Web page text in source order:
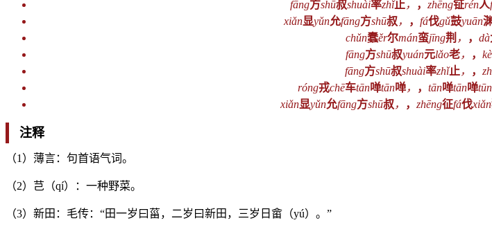
fāng方shū叔shuài率zhǐ止， ， zhēng钲rén人
xiǎn显yǔn允fāng方shū叔， ， fá伐gǔ鼓yuān渊
chǔn蠢ěr尔mán蛮jīng荆 ， ， dà
fāng方shū叔yuán元lǎo老， ， kè
fāng方shū叔shuài率zhǐ止， ，
róng戎chē车tān啴tān啴， ， tān啴tān啴tūn
xiǎn显yǔn允fāng方shū叔， ， zhēng征fá伐xiǎn
注释
（1）薄言：句首语气词。
（2）芑（qí）：一种野菜。
（3）新田：毛传：“田一岁曰菑，二岁曰新田，三岁日畲（yú）。”